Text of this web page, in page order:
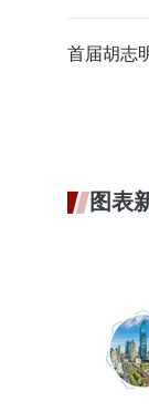
首届胡志
图表